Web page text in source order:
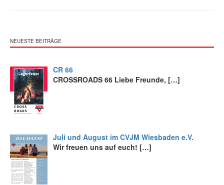
NEUESTE BEITRÄGE
CR 66
CROSSROADS 66 Liebe Freunde, […]
Juli und August im CVJM Wiesbaden e.V.
Wir freuen uns auf euch! […]